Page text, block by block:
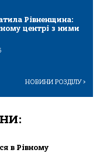
Рівненщина:
центрі з ними
НОВИНИ РОЗДІЛУ>
в Рівному